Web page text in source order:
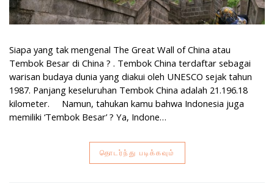
Siapa yang tak mengenal The Great Wall of China atau
Tembok Besar di China ? . Tembok China terdaftar sebagai
warisan budaya dunia yang diakui oleh UNESCO sejak tahun
1987. Panjang keseluruhan Tembok China adalah 21.196.18
kilometer. Namun, tahukan kamu bahwa Indonesia juga
memiliki ‘Tembok Besar’ ? Ya, Indone…
தொடர்ந்து படிக்கவும்